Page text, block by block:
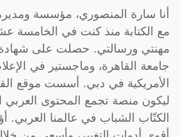
أنا سارة المنصوري، مؤسسة
مع الكتابة منذ كنت في الخامسة
مهنتي ورسالتي. حصلت على
جامعة القاهرة، وماجستير في
الأمريكية في دبي. أسست موقع
ليكون منصة تجمع المحتوى العربي
الكتّاب الشباب في عالمنا العربي.